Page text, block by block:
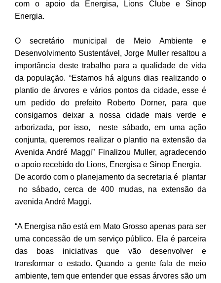
com o apoio da Energisa, Lions Clube e Sinop
Energia.
O secretário municipal de Meio Ambiente e
Desenvolvimento Sustentável, Jorge Muller resaltou a
importância deste trabalho para a qualidade de vida
da população. “Estamos há alguns dias realizando o
plantio de árvores e vários pontos da cidade, esse é
um pedido do prefeito Roberto Dorner, para que
consigamos deixar a nossa cidade mais verde e
arborizada, por isso, neste sábado, em uma ação
conjunta, queremos realizar o plantio na extensão da
Avenida André Maggi” Finalizou Muller, agradecendo
o apoio recebido do Lions, Energisa e Sinop Energia.
De acordo com o planejamento da secretaria é plantar
no sábado, cerca de 400 mudas, na extensão da
avenida André Maggi.
“A Energisa não está em Mato Grosso apenas para ser
uma concessão de um serviço público. Ela é parceira
das boas iniciativas que vão desenvolver e
transformar o estado. Quando a gente fala de meio
ambiente, tem que entender que essas árvores são um